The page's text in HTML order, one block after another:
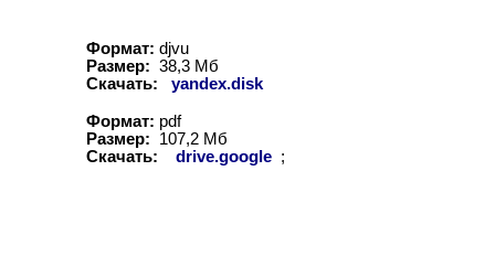
Формат: djvu
Размер: 38,3 Мб
Скачать:
yandex.disk
Формат: pdf
Размер:
107,2 Мб
Скачать:
drive.google ;